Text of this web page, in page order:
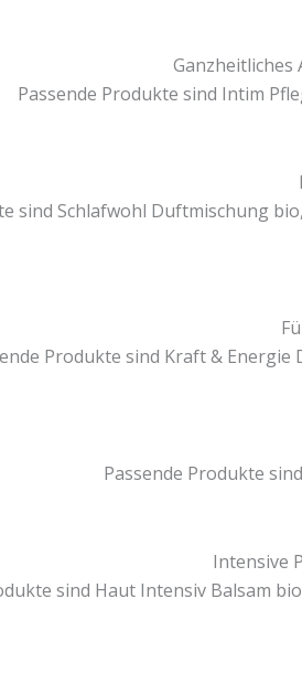
Ganzheitliches
Passende Produkte sind Intim
sind Schlafwohl Duftmischung
Produkte sind Kraft &
Passende Produkte
Intensive
sind Haut Intensiv Balsam